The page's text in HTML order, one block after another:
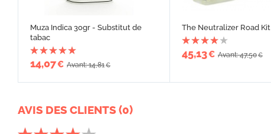
Muza Indica 30gr - Substitut de
tabac
14,07€ Avant: 14,81€
The Neutralizer Road Kit
45,13€ Avant: 47,50€
AVIS DES CLIENTS (0)